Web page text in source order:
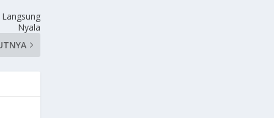
Nyala